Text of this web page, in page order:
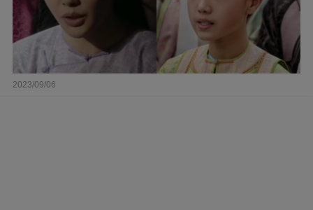
2023/09/06